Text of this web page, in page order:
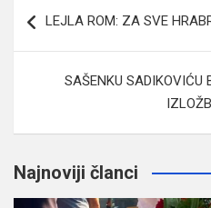
članaka
LEJLA ROM: ZA SVE
SAŠENKU
Najnoviji članci